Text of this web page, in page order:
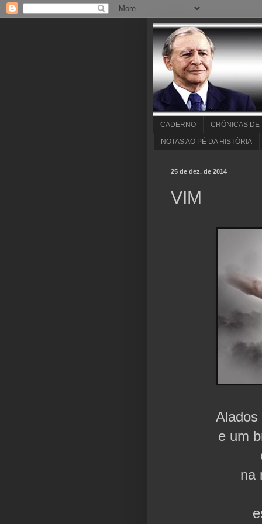
CADERNO CRÔNICAS DE
NOTAS AO PÉ DA HISTÓRIA
25 de dez. de 2014
VIM
Alados
e um
na